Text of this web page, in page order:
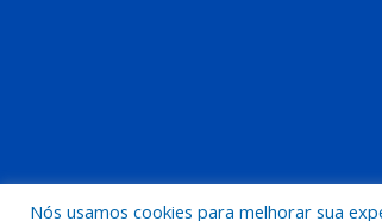
Nós usamos cookies para melhorar sua